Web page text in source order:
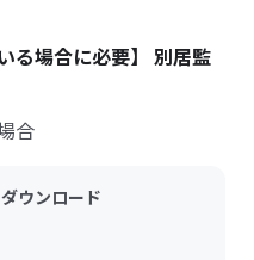
る場合に必要】 別居監
合
ウンロード